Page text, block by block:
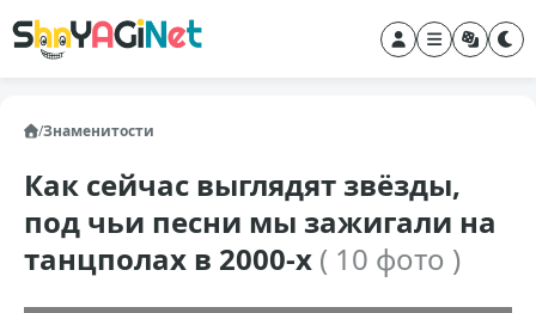
/Знаменитости
Как сейчас выглядят звёзды,
под чьи песни мы зажигали на
танцполах в 2000-х ( 10 фото )